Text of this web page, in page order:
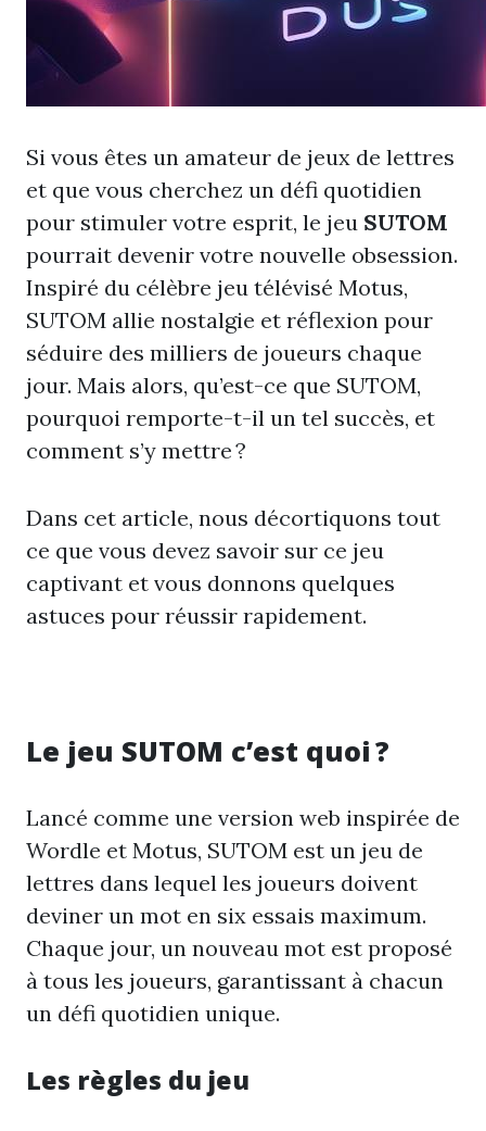
Si vous êtes un amateur de jeux de lettres
et que vous cherchez un défi quotidien
pour stimuler votre esprit, le jeu SUTOM
pourrait devenir votre nouvelle obsession.
Inspiré du célèbre jeu télévisé Motus,
SUTOM allie nostalgie et réflexion pour
séduire des milliers de joueurs chaque
jour. Mais alors, qu’est-ce que SUTOM,
pourquoi remporte-t-il un tel succès, et
comment s’y mettre ?
Dans cet article, nous décortiquons tout
ce que vous devez savoir sur ce jeu
captivant et vous donnons quelques
astuces pour réussir rapidement.
Le jeu SUTOM c’est quoi ?
Lancé comme une version web inspirée de
Wordle et Motus, SUTOM est un jeu de
lettres dans lequel les joueurs doivent
deviner un mot en six essais maximum.
Chaque jour, un nouveau mot est proposé
à tous les joueurs, garantissant à chacun
un défi quotidien unique.
Les règles du jeu